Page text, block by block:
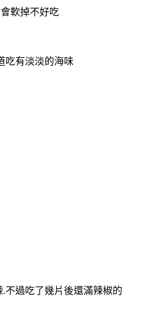
軟掉不好吃
吃有淡淡的海味
.不過吃了幾片後還滿辣椒的